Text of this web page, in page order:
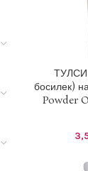
1
босилек)
Powder